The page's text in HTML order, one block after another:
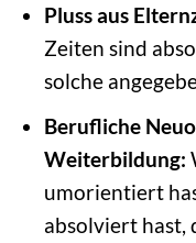
Pluss aus
Zeiten sind
solche
Berufliche
Weiterbildung:
umorientiert
absolviert hast,